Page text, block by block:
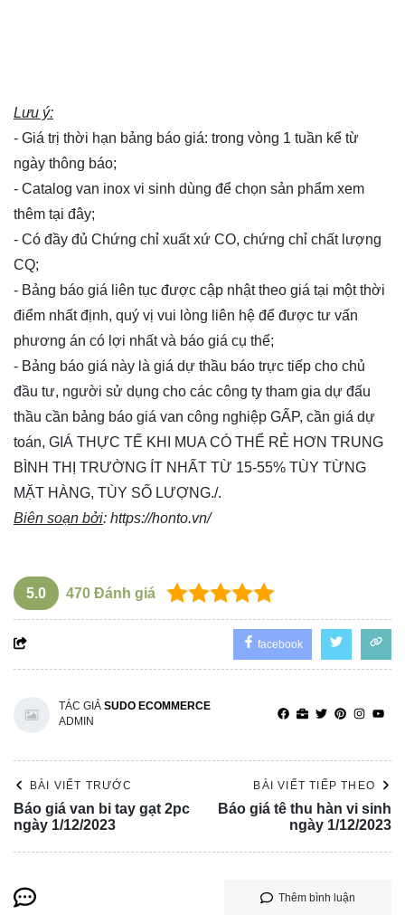
Lưu ý:
- Giá trị thời hạn bảng báo giá: trong vòng 1 tuần kể từ
ngày thông báo;
- Catalog van inox vi sinh dùng để chọn sản phẩm xem
thêm tại đây;
- Có đầy đủ Chứng chỉ xuất xứ CO, chứng chỉ chất lượng
CQ;
- Bảng báo giá liên tục được cập nhật theo giá tại một thời
điểm nhất định, quý vị vui lòng liên hệ để được tư vấn
phương án có lợi nhất và báo giá cụ thể;
- Bảng báo giá này là giá dự thầu báo trực tiếp cho chủ
đầu tư, người sử dụng cho các công ty tham gia dự đấu
thầu cần bảng báo giá van công nghiệp GẤP, cần giá dự
toán, GIÁ THỰC TẾ KHI MUA CÓ THỂ RẺ HƠN TRUNG
BÌNH THỊ TRƯỜNG ÍT NHẤT TỪ 15-55% TÙY TỪNG
MẶT HÀNG, TÙY SỐ LƯỢNG./.
Biên soạn bởi: https://honto.vn/
5.0 470 Đánh giá
facebook
TÁC GIẢ SUDO ECOMMERCE
ADMIN
BÀI VIẾT TRƯỚC
Báo giá van bi tay gạt 2pc
ngày 1/12/2023
BÀI VIẾT TIẾP THEO
Báo giá tê thu hàn vi sinh
ngày 1/12/2023
Thêm bình luận